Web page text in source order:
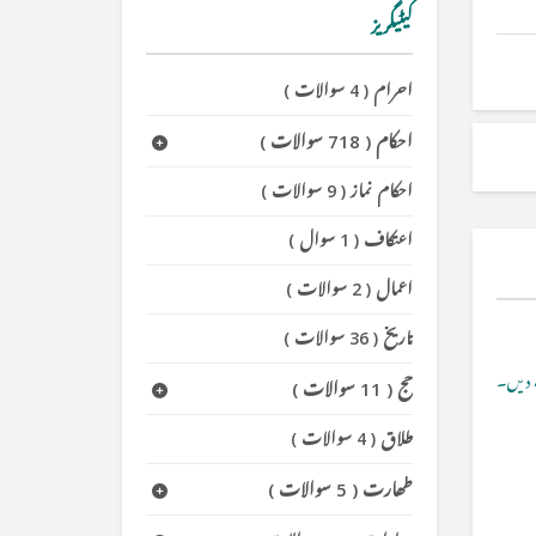
دیں۔
کیٹیگریز
احرام(4 سوالات )
احکام( 718 سوالات )
احکام نماز(9 سوالات )
اعتکاف( 1 سوال )
اعمال(2 سوالات )
تاریخ(36 سوالات )
حج( 11 سوالات )
طلاق(4 سوالات )
طھارت( 5 سوالات )